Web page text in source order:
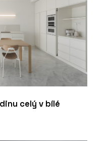
celý v bílé